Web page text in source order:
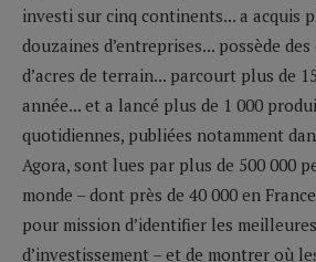
investi sur cinq continents... a acquis
douzaines d’entreprises... possède
d’acres de terrain... parcourt plus de
année... et a lancé plus de 1 000
quotidiennes, publiées notamment
Agora, sont lues par plus de 500 000
monde – dont près de 40 000 en
pour mission d’identifier les
d’investissement – et de montrer où